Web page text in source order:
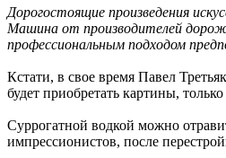
Дорогостоящие произведения
Машина от производителей
профессиональным подходом
Кстати, в свое время Павел
будет приобретать картины,
Суррогатной водкой можно
импрессионистов, после